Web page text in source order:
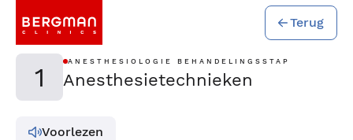
Terug
1 ANESTHESIOLOGIE BEHANDELINGSSTAP
Anesthesietechnieken
Voorlezen